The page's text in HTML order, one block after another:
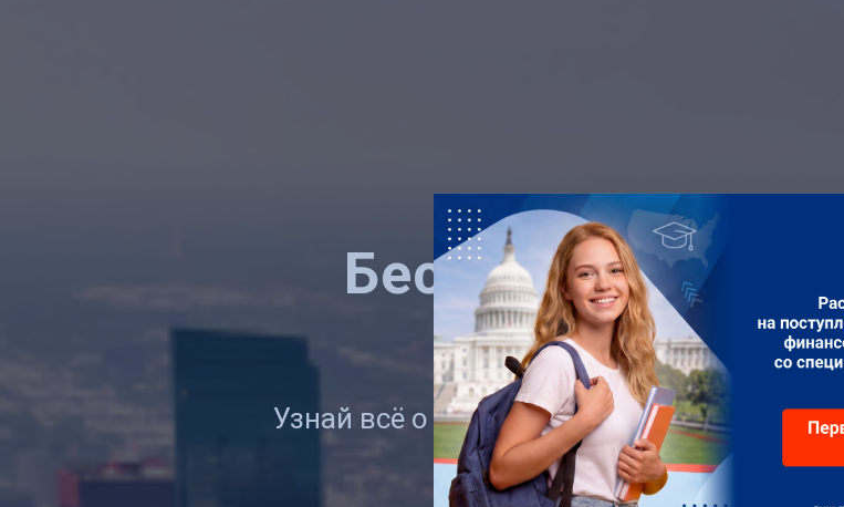
Бесплатные
о
Узнай всё о том, как поступить в
и учиться в нём